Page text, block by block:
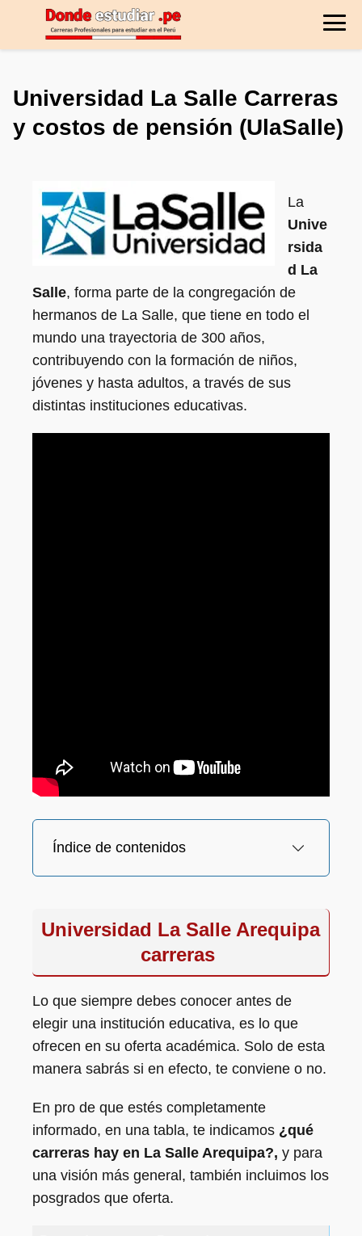
Universidad La Salle Carreras
y costos de pensión (UlaSalle)
La
Unive
rsida
d La
Salle, forma parte de la congregación de
hermanos de La Salle, que tiene en todo el
mundo una trayectoria de 300 años,
contribuyendo con la formación de niños,
jóvenes y hasta adultos, a través de sus
distintas instituciones educativas.
Índice de contenidos
Universidad La Salle Arequipa
carreras
Lo que siempre debes conocer antes de
elegir una institución educativa, es lo que
ofrecen en su oferta académica. Solo de esta
manera sabrás si en efecto, te conviene o no.
En pro de que estés completamente
informado, en una tabla, te indicamos ¿qué
carreras hay en La Salle Arequipa?, y para
una visión más general, también incluimos los
posgrados que oferta.